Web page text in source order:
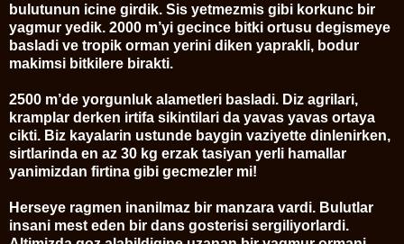
bulutunun icine girdik. Sis yetmezmis gibi korkunc bir
yagmur yedik. 2000 m’yi gecince bitki ortusu degismeye
basladi ve tropik orman yerini diken yaprakli, bodur
makimsi bitkilere birakti.
2500 m’de yorgunluk alametleri basladi. Diz agrilari,
kramplar derken irtifa sikintilari da yavas yavas ortaya
cikti. Biz kayalarin ustunde baygin vaziyette dinlenirken,
sirtlarinda en az 30 kg erzak tasiyan yerli hamallar
yanimizdan firtina gibi gecmezler mi!
Herseye ragmen inanilmaz bir manzara vardi. Bulutlar
insani mest eden bir dans gosterisi sergiliyorlardi.